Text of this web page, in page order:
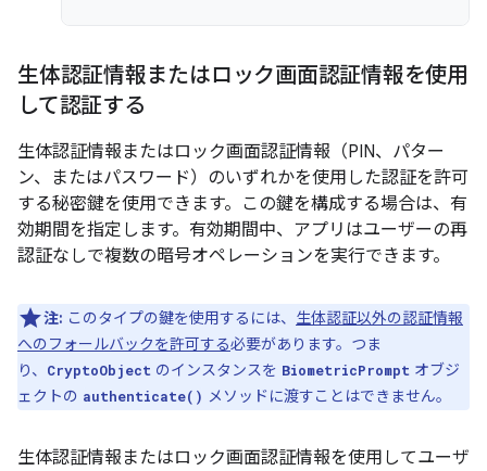
生体認証情報またはロック画面認証情報を使用
して認証する
生体認証情報またはロック画面認証情報（PIN、パター
ン、またはパスワード）のいずれかを使用した認証を許可
する秘密鍵を使用できます。この鍵を構成する場合は、有
効期間を指定します。有効期間中、アプリはユーザーの再
認証なしで複数の暗号オペレーションを実行できます。
注: このタイプの鍵を使用するには、 生体認証以外の認証情報
へのフォールバックを許可する必要があります。つま
り、
CryptoObject のインスタンスを BiometricPrompt オブジ
ェクトの authenticate() メソッドに渡すことはできません。
生体認証情報またはロック画面認証情報を使用してユーザ